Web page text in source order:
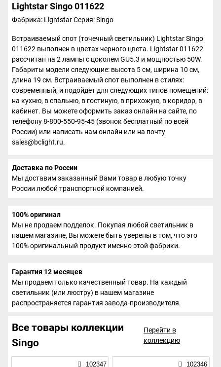
Lightstar Singo 011622
Фабрика: LightstarСерия: Singo
Встраиваемый спот (точечный светильник) Lightstar Singo
011622 выполнен в цветах черного цвета. Lightstar 011622
рассчитан на 2 лампы с цоколем GU5.3 и мощностью 50W.
Габариты модели следующие: высота 5 см, ширина 10 см,
длина 19 см. Встраиваемый спот выполнен в стилях:
современный; и подойдет для следующих типов помещений:
на кухню, в спальню, в гостиную, в прихожую, в коридор, в
кабинет. Вы можете оформить заказ онлайн на сайте, по
телефону 8-800-550-95-45 (звонок бесплатный по всей
России) или написать нам онлайн или на почту
sales@bclight.ru.
Доставка по России
Мы доставим заказанный Вами товар в любую точку
России любой транспортной компанией.
100% оригинал
Мы не продаем подделок. Покупая любой светильник в
нашем магазине, Вы можете быть уверены в том, что это
100% оригинальный продукт именно этой фабрики.
Гарантия 12 месяцев
Мы продаем только качественный товар. На каждый
светильник (или люстру) в нашем магазине
распространяется гарантия завода-производителя.
Все товары коллекции
Singo
Перейти в
коллекцию
102347 102346